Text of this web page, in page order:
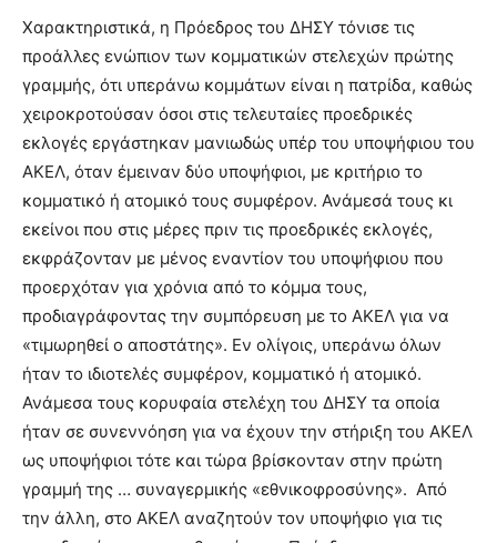
Χαρακτηριστικά, η Πρόεδρος του ΔΗΣΥ τόνισε τις
προάλλες ενώπιον των κομματικών στελεχών πρώτης
γραμμής, ότι υπεράνω κομμάτων είναι η πατρίδα, καθώς
χειροκροτούσαν όσοι στις τελευταίες προεδρικές
εκλογές εργάστηκαν μανιωδώς υπέρ του υποψήφιου του
ΑΚΕΛ, όταν έμειναν δύο υποψήφιοι, με κριτήριο το
κομματικό ή ατομικό τους συμφέρον. Ανάμεσά τους κι
εκείνοι που στις μέρες πριν τις προεδρικές εκλογές,
εκφράζονταν με μένος εναντίον του υποψήφιου που
προερχόταν για χρόνια από το κόμμα τους,
προδιαγράφοντας την συμπόρευση με το ΑΚΕΛ για να
«τιμωρηθεί ο αποστάτης». Εν ολίγοις, υπεράνω όλων
ήταν το ιδιοτελές συμφέρον, κομματικό ή ατομικό.
Ανάμεσα τους κορυφαία στελέχη του ΔΗΣΥ τα οποία
ήταν σε συνεννόηση για να έχουν την στήριξη του ΑΚΕΛ
ως υποψήφιοι τότε και τώρα βρίσκονταν στην πρώτη
γραμμή της … συναγερμικής «εθνικοφροσύνης». Από
την άλλη, στο ΑΚΕΛ αναζητούν τον υποψήφιο για τις